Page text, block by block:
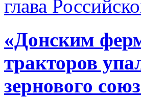
«Донским
тракторов
зернового